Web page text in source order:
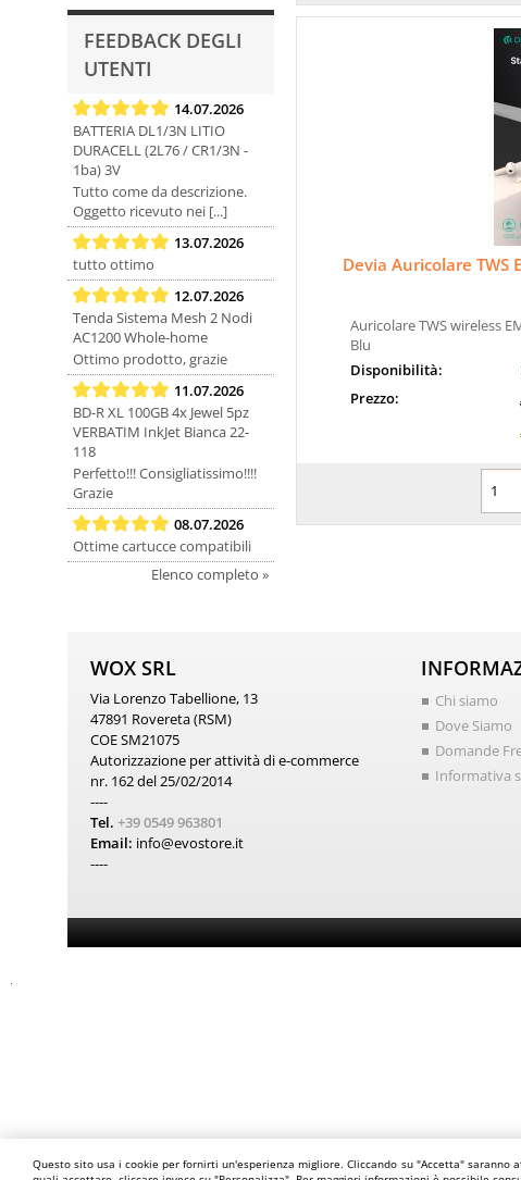
Questo sito usa i cookie per fornirti un'esperienza migliore. Cliccando su "Accetta"
FEEDBACK DEGLI
UTENTI
14.07.2026
BATTERIA DL1/3N LITIO
DURACELL (2L76 / CR1/3N -
1ba) 3V
Tutto come da descrizione.
Oggetto ricevuto nei [...]
13.07.2026
tutto ottimo
12.07.2026
Tenda Sistema Mesh 2 Nodi
AC1200 Whole-home
Ottimo prodotto, grazie
11.07.2026
BD-R XL 100GB 4x Jewel 5pz
VERBATIM InkJet Bianca 22-
118
Perfetto!!! Consigliatissimo!!!!
Grazie
08.07.2026
Ottime cartucce compatibili
Elenco completo »
Devia Auricolare TWS
Auricolare TWS wireless
Blu
Disponibilità:
Prezzo:
WOX SRL
Via Lorenzo Tabellione, 13
47891 Rovereta (RSM)
COE SM21075
Autorizzazione per attività di e-commerce
nr. 162 del 25/02/2014
----
Tel. +39 0549 963801
Email: info@evostore.it
----
Chi siamo
Dove Siamo
Domande
Informativa